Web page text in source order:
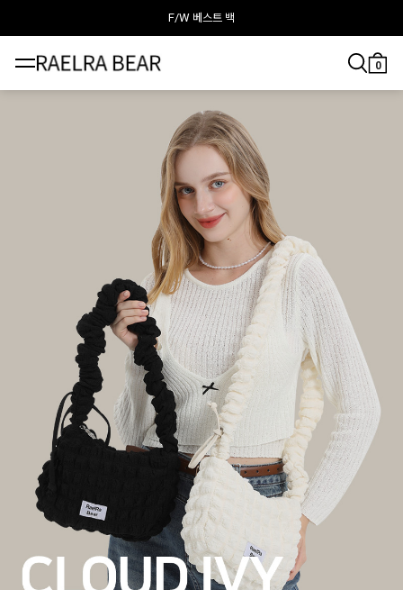
F/W 베스트 백
라엘라베어가 추천하는 이달의 백
0